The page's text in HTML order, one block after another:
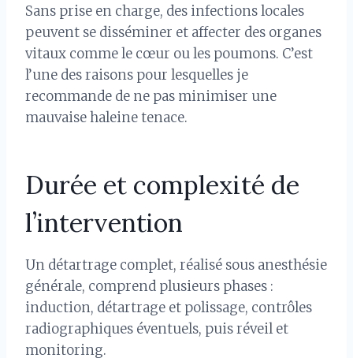
Sans prise en charge, des infections locales
peuvent se disséminer et affecter des organes
vitaux comme le cœur ou les poumons. C’est
l’une des raisons pour lesquelles je
recommande de ne pas minimiser une
mauvaise haleine tenace.
Durée et complexité de
l’intervention
Un détartrage complet, réalisé sous anesthésie
générale, comprend plusieurs phases :
induction, détartrage et polissage, contrôles
radiographiques éventuels, puis réveil et
monitoring.